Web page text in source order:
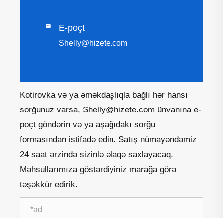
 E-poçt
Shelly@hizete.com
Kotirovka və ya əməkdaşlıqla bağlı hər hansı
sorğunuz varsa, Shelly@hizete.com ünvanına e-
poçt göndərin və ya aşağıdakı sorğu
formasından istifadə edin. Satış nümayəndəmiz
24 saat ərzində sizinlə əlaqə saxlayacaq.
Məhsullarımıza göstərdiyiniz marağa görə
təşəkkür edirik.